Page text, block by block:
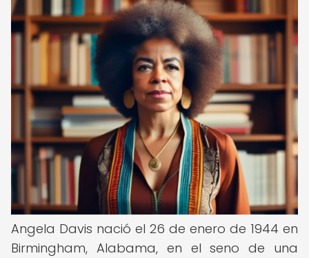
Angela Davis nació el 26 de enero de 1944 en
Birmingham, Alabama, en el seno de una